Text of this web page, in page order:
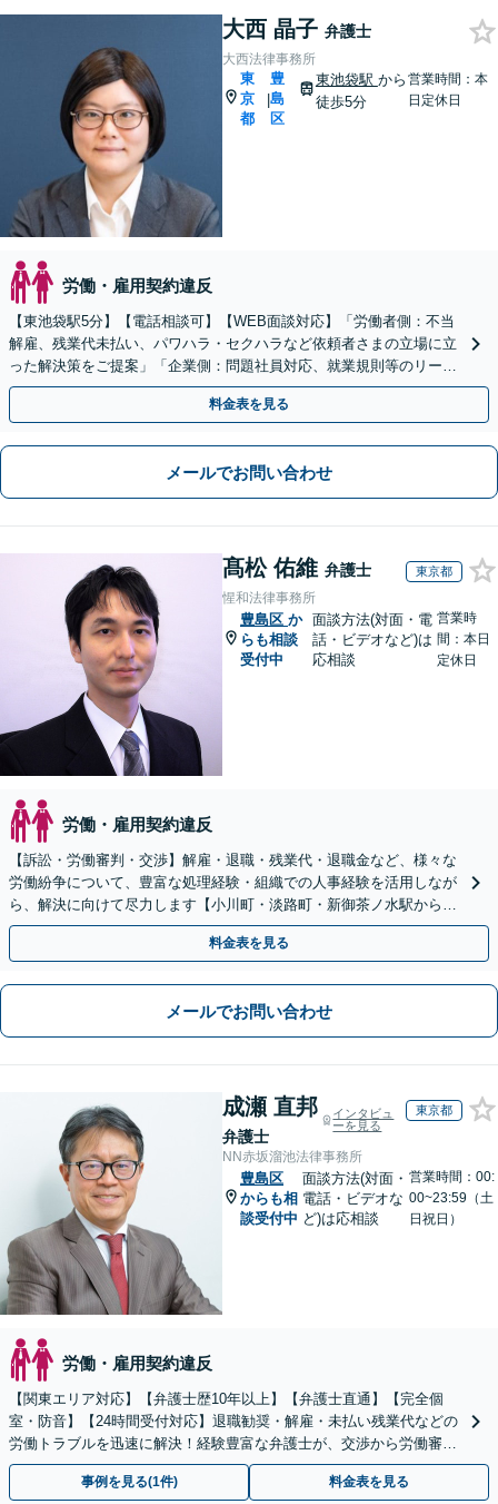
大西 晶子 弁護士
大西法律事務所
東
京
都
|
豊
島
区
東池袋駅 から
徒歩5分
営業時間：本
日定休日
労働・雇用契約違反
【東池袋駅5分】【電話相談可】【WEB面談対応】「労働者側：不当
解雇、残業代未払い、パワハラ・セクハラなど依頼者さまの立場に立
った解決策をご提案」「企業側：問題社員対応、就業規則等のリーガ
ルチェックなど」【顧問契約対応】【休日・夜間相談可】
料金表を見る
メールでお問い合わせ
髙松 佑維 弁護士 東京都
惺和法律事務所
豊島区 か
らも相談
受付中
面談方法(対面・電
話・ビデオなど)は
応相談
営業時
間：本日
定休日
労働・雇用契約違反
【訴訟・労働審判・交渉】解雇・退職・残業代・退職金など、様々な
労働紛争について、豊富な処理経験・組織での人事経験を活用しなが
ら、解決に向けて尽力します【小川町・淡路町・新御茶ノ水駅から約
1分、御茶ノ水駅も利用可】
料金表を見る
メールでお問い合わせ
成瀬 直邦
弁護士
インタビュ
ーを見る
東京都
NN赤坂溜池法律事務所
豊島区
からも相
談受付中
面談方法(対面・
電話・ビデオな
ど)は応相談
営業時間：00:
00~23:59（土
日祝日）
労働・雇用契約違反
【関東エリア対応】【弁護士歴10年以上】【弁護士直通】【完全個
室・防音】【24時間受付対応】退職勧奨・解雇・未払い残業代などの
労働トラブルを迅速に解決！経験豊富な弁護士が、交渉から労働審判
まで一貫して対応いたします【オンライン相談可】
事例を見る(1件) 料金表を見る